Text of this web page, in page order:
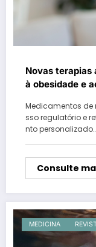
Novas terapias
à obesidade e
Medicamentos
sso regulatório e
nto personalizado…
Consulte
MEDICINA